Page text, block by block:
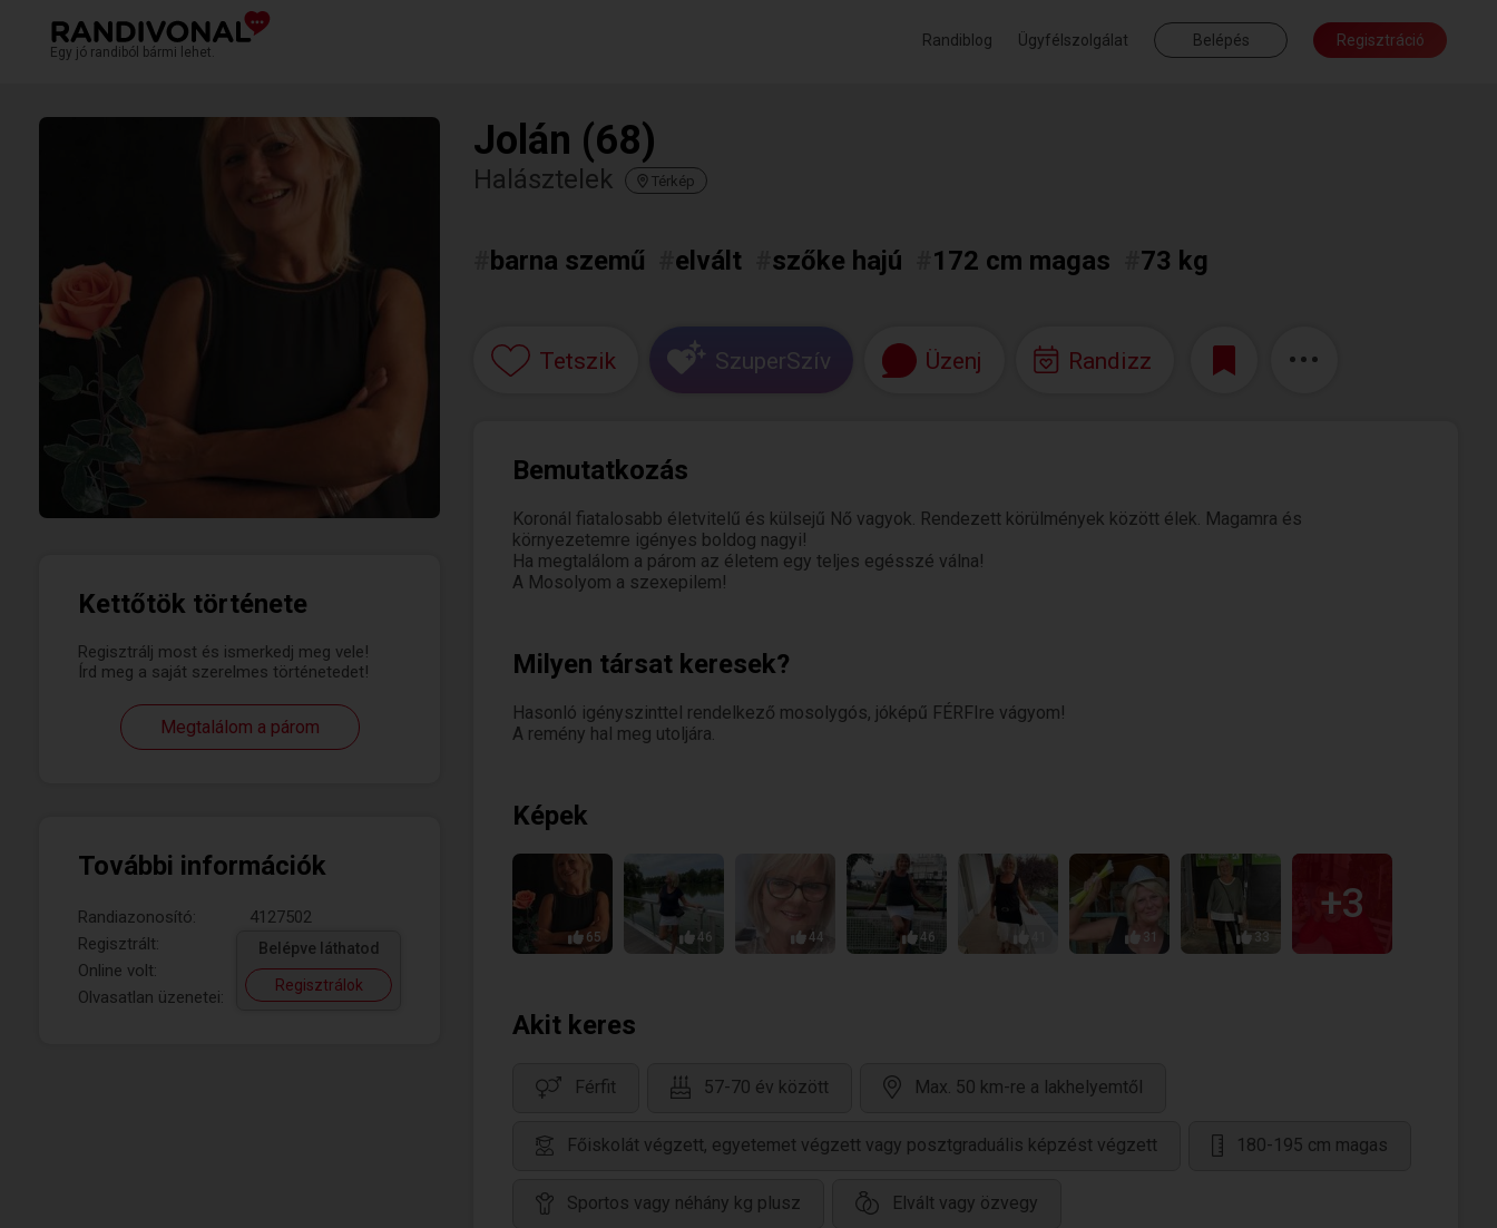
Egy jó randiból bármi lehet.
Randiblog Ügyfélszolgálat Belépés Regisztráció
Kettőtök története
Regisztrálj most és ismerkedj meg vele!
Írd meg a saját szerelmes történetedet!
Megtalálom a párom
További információk
Randiazonosító:
4127502
Regisztrált:
Online volt:
Olvasatlan üzenetei:
Belépve láthatod
Regisztrálok
Jolán (68)
Halásztelek Térkép
barna szemű elvált szőke hajú 172 cm magas 73 kg
Tetszik SzuperSzív Üzenj Randizz
Bemutatkozás
Koronál fiatalosabb életvitelű és külsejű Nő vagyok. Rendezett körülmények között élek. Magamra és
környezetemre igényes boldog nagyi!
Ha megtalálom a párom az életem egy teljes egésszé válna!
A Mosolyom a szexepilem!
Milyen társat keresek?
Hasonló igényszinttel rendelkező mosolygós, jóképű FÉRFIre vágyom!
A remény hal meg utoljára.
Képek
65 46 44 46 31 33
+3
Akit keres
Férfit 57-70 év között Max. 50 km-re a lakhelyemtől
Főiskolát végzett, egyetemet végzett vagy posztgraduális képzést végzett 180-195 cm magas
Sportos vagy néhány kg plusz Elvált vagy özvegy